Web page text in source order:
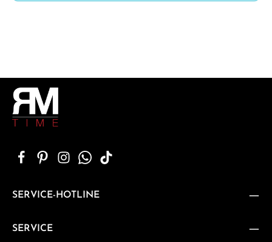
SERVICE-HOTLINE
SERVICE